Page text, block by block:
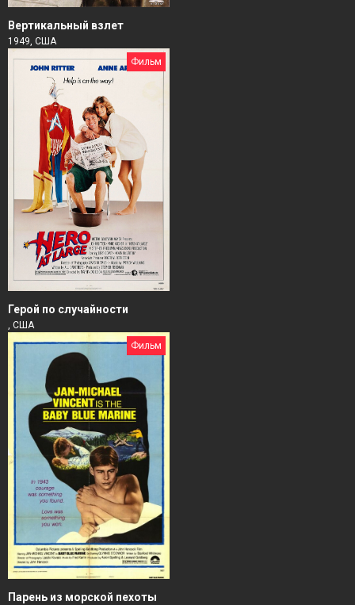
Вертикальный взлет
1949, США
Фильм
Герой по случайности
, США
Фильм
Парень из морской пехоты